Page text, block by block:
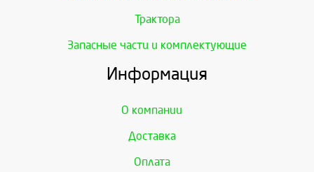
Трактора
Запасные части и комплектующие
Информация
О компании
Доставка
Оплата